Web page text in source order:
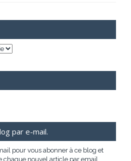
par e-mail.
pour vous abonner à ce blog et
nouvel article par email.